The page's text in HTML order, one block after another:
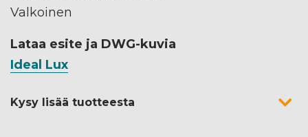
Valkoinen
Lataa esite ja DWG-kuvia
Ideal Lux
Kysy lisää tuotteesta